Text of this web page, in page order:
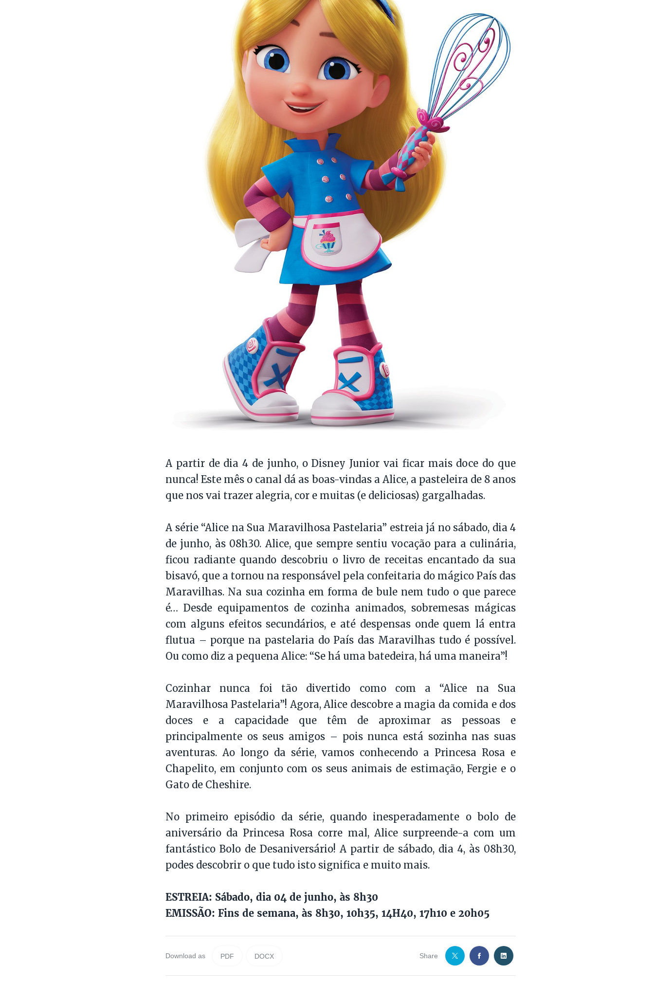
A partir de dia 4 de junho, o Disney Junior vai ficar mais doce do que
nunca! Este mês o canal dá as boas-vindas a Alice, a pasteleira de 8 anos
que nos vai trazer alegria, cor e muitas (e deliciosas) gargalhadas.
A série “Alice na Sua Maravilhosa Pastelaria” estreia já no sábado, dia 4
de junho, às 08h30. Alice, que sempre sentiu vocação para a culinária,
ficou radiante quando descobriu o livro de receitas encantado da sua
bisavó, que a tornou na responsável pela confeitaria do mágico País das
Maravilhas. Na sua cozinha em forma de bule nem tudo o que parece
é… Desde equipamentos de cozinha animados, sobremesas mágicas
com alguns efeitos secundários, e até despensas onde quem lá entra
flutua – porque na pastelaria do País das Maravilhas tudo é possível.
Ou como diz a pequena Alice: “Se há uma batedeira, há uma maneira”!
Cozinhar nunca foi tão divertido como com a “Alice na Sua
Maravilhosa Pastelaria”! Agora, Alice descobre a magia da comida e dos
doces e a capacidade que têm de aproximar as pessoas e
principalmente os seus amigos – pois nunca está sozinha nas suas
aventuras. Ao longo da série, vamos conhecendo a Princesa Rosa e
Chapelito, em conjunto com os seus animais de estimação, Fergie e o
Gato de Cheshire.
No primeiro episódio da série, quando inesperadamente o bolo de
aniversário da Princesa Rosa corre mal, Alice surpreende-a com um
fantástico Bolo de Desaniversário! A partir de sábado, dia 4, às 08h30,
podes descobrir o que tudo isto significa e muito mais.
ESTREIA: Sábado, dia 04 de junho, às 8h30
EMISSÃO: Fins de semana, às 8h30, 10h35, 14H40, 17h10 e 20h05
Download as PDF DOCX Share